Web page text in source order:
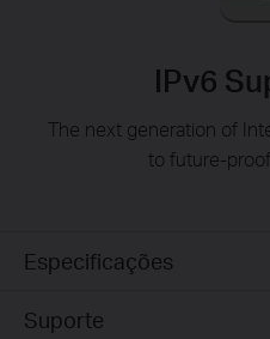
IPv6
The next generation of
to future-
Especificações
Suporte